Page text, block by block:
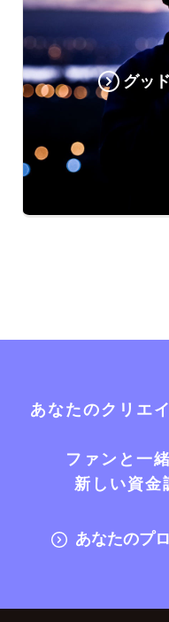
グッ
あなたのクリエ
ファンと一
新しい資金
あなたのプ